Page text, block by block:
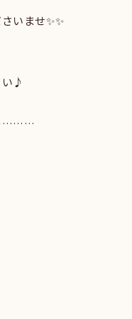
いませ✨✨
い♪